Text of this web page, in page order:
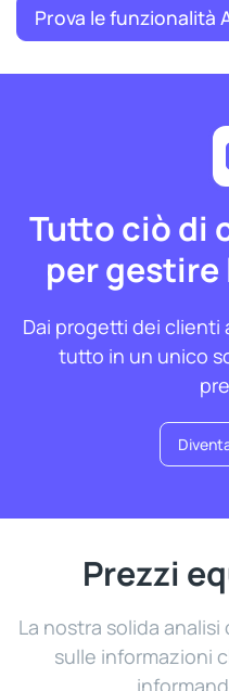
Prova le funzionalità
Tutto ciò di
per
Dai progetti dei clienti
tutto in un unico
Prezzi
La nostra solida
sulle informazioni